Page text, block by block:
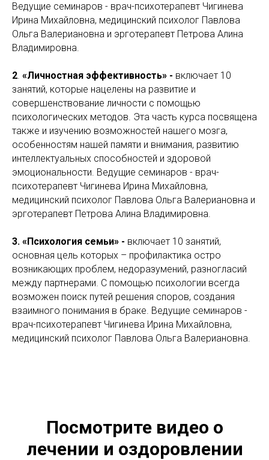
Ведущие семинаров - врач-психотерапевт Чигинева
Ирина Михайловна, медицинский психолог Павлова
Ольга Валериановна и эрготерапевт Петрова Алина
Владимировна.
2. «Личностная эффективность» - включает 10
занятий, которые нацелены на развитие и
совершенствование личности с помощью
психологических методов. Эта часть курса посвящена
также и изучению возможностей нашего мозга,
особенностям нашей памяти и внимания, развитию
интеллектуальных способностей и здоровой
эмоциональности. Ведущие семинаров - врач-
психотерапевт Чигинева Ирина Михайловна,
медицинский психолог Павлова Ольга Валериановна и
эрготерапевт Петрова Алина Владимировна.
3. «Психология семьи» - включает 10 занятий,
основная цель которых – профилактика остро
возникающих проблем, недоразумений, разногласий
между партнерами. С помощью психологии всегда
возможен поиск путей решения споров, создания
взаимного понимания в браке. Ведущие семинаров -
врач-психотерапевт Чигинева Ирина Михайловна,
медицинский психолог Павлова Ольга Валериановна.
Посмотрите видео о
лечении и оздоровлении